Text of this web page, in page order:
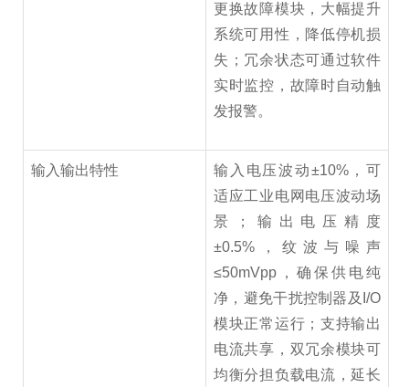
更换故障模块，大幅提升
系统可用性，降低停机损
失；冗余状态可通过软件
实时监控，故障时自动触
发报警。
输入输出特性
输入电压波动±10%，可
适应工业电网电压波动场
景；输出电压精度
±0.5%，纹波与噪声
≤50mVpp，确保供电纯
净，避免干扰控制器及I/O
模块正常运行；支持输出
电流共享，双冗余模块可
均衡分担负载电流，延长